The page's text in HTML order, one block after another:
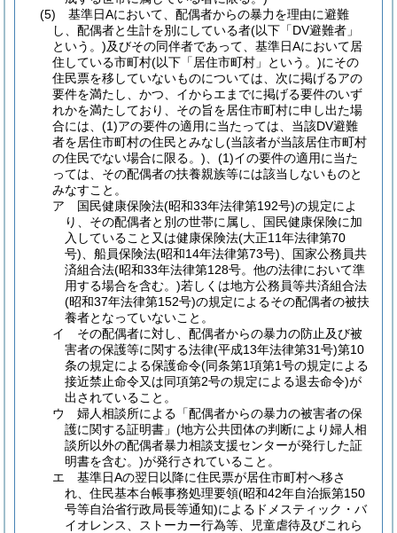
(5) 基準日Aにおいて、配偶者からの暴力を理由に避難
し、配偶者と生計を別にしている者(以下「DV避難者」
という。)及びその同伴者であって、基準日Aにおいて居
住している市町村(以下「居住市町村」という。)にその
住民票を移していないものについては、次に掲げるアの
要件を満たし、かつ、イからエまでに掲げる要件のいず
れかを満たしており、その旨を居住市町村に申し出た場
合には、(1)アの要件の適用に当たっては、当該DV避難
者を居住市町村の住民とみなし(当該者が当該居住市町村
の住民でない場合に限る。)、(1)イの要件の適用に当た
っては、その配偶者の扶養親族等には該当しないものと
みなすこと。
ア 国民健康保険法(昭和33年法律第192号)の規定によ
り、その配偶者と別の世帯に属し、国民健康保険に加
入していること又は健康保険法(大正11年法律第70
号)、船員保険法(昭和14年法律第73号)、国家公務員共
済組合法(昭和33年法律第128号。他の法律において準
用する場合を含む。)若しくは地方公務員等共済組合法
(昭和37年法律第152号)の規定によるその配偶者の被扶
養者となっていないこと。
イ その配偶者に対し、配偶者からの暴力の防止及び被
害者の保護等に関する法律(平成13年法律第31号)第10
条の規定による保護命令(同条第1項第1号の規定による
接近禁止命令又は同項第2号の規定による退去命令)が
出されていること。
ウ 婦人相談所による「配偶者からの暴力の被害者の保
護に関する証明書」(地方公共団体の判断により婦人相
談所以外の配偶者暴力相談支援センターが発行した証
明書を含む。)が発行されていること。
エ 基準日Aの翌日以降に住民票が居住市町村へ移さ
れ、住民基本台帳事務処理要領(昭和42年自治振第150
号等自治省行政局長等通知)によるドメスティック・バ
イオレンス、ストーカー行為等、児童虐待及びこれら